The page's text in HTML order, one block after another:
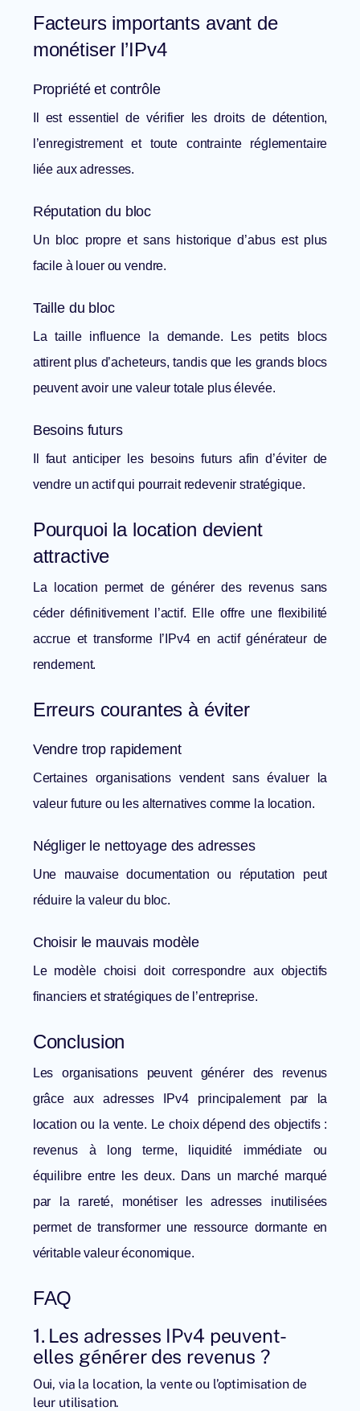
Facteurs importants avant de
monétiser l’IPv4
Propriété et contrôle
Il est essentiel de vérifier les droits de détention,
l’enregistrement et toute contrainte réglementaire
liée aux adresses.
Réputation du bloc
Un bloc propre et sans historique d’abus est plus
facile à louer ou vendre.
Taille du bloc
La taille influence la demande. Les petits blocs
attirent plus d’acheteurs, tandis que les grands blocs
peuvent avoir une valeur totale plus élevée.
Besoins futurs
Il faut anticiper les besoins futurs afin d’éviter de
vendre un actif qui pourrait redevenir stratégique.
Pourquoi la location devient
attractive
La location permet de générer des revenus sans
céder définitivement l’actif. Elle offre une flexibilité
accrue et transforme l’IPv4 en actif générateur de
rendement.
Erreurs courantes à éviter
Vendre trop rapidement
Certaines organisations vendent sans évaluer la
valeur future ou les alternatives comme la location.
Négliger le nettoyage des adresses
Une mauvaise documentation ou réputation peut
réduire la valeur du bloc.
Choisir le mauvais modèle
Le modèle choisi doit correspondre aux objectifs
financiers et stratégiques de l’entreprise.
Conclusion
Les organisations peuvent générer des revenus
grâce aux adresses IPv4 principalement par la
location ou la vente. Le choix dépend des objectifs :
revenus à long terme, liquidité immédiate ou
équilibre entre les deux. Dans un marché marqué
par la rareté, monétiser les adresses inutilisées
permet de transformer une ressource dormante en
véritable valeur économique.
FAQ
1. Les adresses IPv4 peuvent-
elles générer des revenus ?
Oui, via la location, la vente ou l’optimisation de
leur utilisation.